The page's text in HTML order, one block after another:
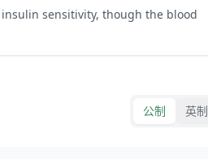
sensitivity, though the blood
公制 英制